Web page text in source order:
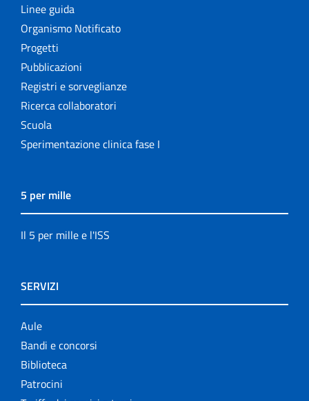
Linee guida
Organismo Notificato
Progetti
Pubblicazioni
Registri e sorveglianze
Ricerca collaboratori
Scuola
Sperimentazione clinica fase I
5 per mille
Il 5 per mille e l'ISS
SERVIZI
Aule
Bandi e concorsi
Biblioteca
Patrocini